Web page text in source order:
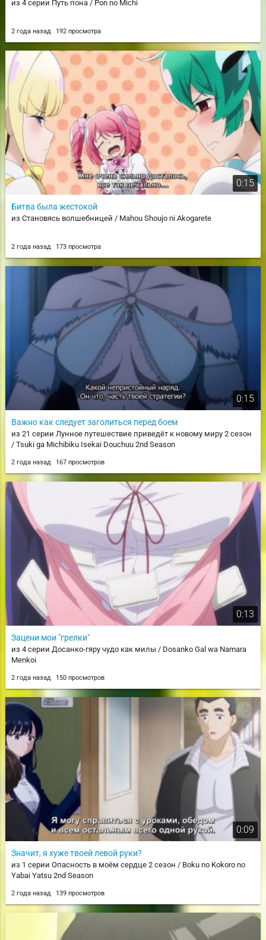
из 4 серии Путь пона / Pon no Michi
2 года назад 192 просмотра
0:15
Битва была жестокой
из Становясь волшебницей / Mahou Shoujo ni Akogarete
2 года назад 173 просмотра
0:15
Важно как следует заголиться перед боем
из 21 серии Лунное путешествие приведёт к новому миру 2 сезон
/ Tsuki ga Michibiku Isekai Douchuu 2nd Season
2 года назад 167 просмотров
0:13
Зацени мои "грелки"
из 4 серии Досанко-гяру чудо как милы / Dosanko Gal wa Namara
Menkoi
2 года назад 150 просмотров
0:09
Значит, я хуже твоей левой руки?
из 1 серии Опасность в моём сердце 2 сезон / Boku no Kokoro no
Yabai Yatsu 2nd Season
2 года назад 139 просмотров